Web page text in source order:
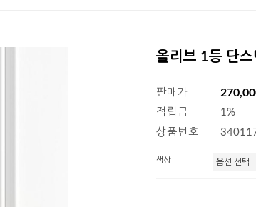
올리브 1등 단스
판매가
적립금
1%
상품번호
색상